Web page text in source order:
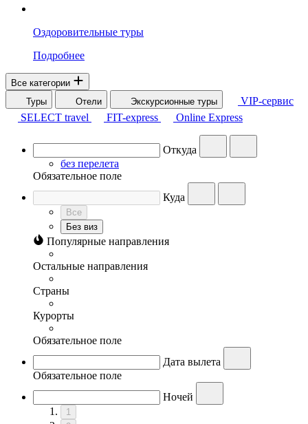
Оздоровительные туры
Подробнее
Все категории
Туры
Отели Экскурсионные туры
VIP-сервис
SELECT travel
FIT-express Online Express
Откуда
без перелета
Обязательное поле
Куда
Все
Без виз
Популярные направления
Остальные направления
Страны
Курорты
Обязательное поле
Дата вылета
Обязательное поле
Ночей
1